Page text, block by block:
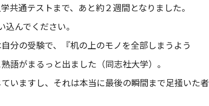
共通テストまで、あと約２週間となりました。
んでください。
分の受験で、『机の上のモノを全部しまうよう
語がまるっと出ました（同志社大学）。
いますし、それは本当に最後の瞬間まで足掻いた者